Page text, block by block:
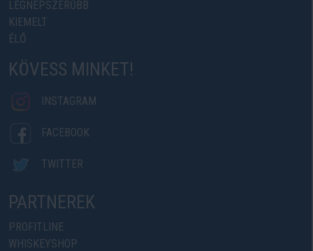
LEGNÉPSZERŰBB
KIEMELT
ÉLŐ
KÖVESS MINKET!
INSTAGRAM
FACEBOOK
TWITTER
PARTNEREK
PROFITLINE
WHISKEYSHOP